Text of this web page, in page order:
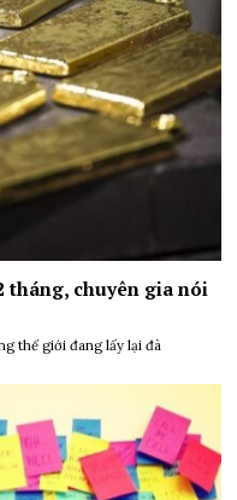
tháng, chuyên gia nói
thế giới đang lấy lại đà